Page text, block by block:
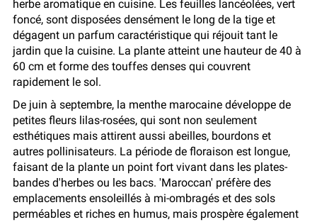
herbe aromatique en cuisine. Les feuilles lancéolées, vert
foncé, sont disposées densément le long de la tige et
dégagent un parfum caractéristique qui réjouit tant le
jardin que la cuisine. La plante atteint une hauteur de 40 à
60 cm et forme des touffes denses qui couvrent
rapidement le sol.
De juin à septembre, la menthe marocaine développe de
petites fleurs lilas-rosées, qui sont non seulement
esthétiques mais attirent aussi abeilles, bourdons et
autres pollinisateurs. La période de floraison est longue,
faisant de la plante un point fort vivant dans les plates-
bandes d'herbes ou les bacs. 'Maroccan' préfère des
emplacements ensoleillés à mi-ombragés et des sols
perméables et riches en humus, mais prospère également